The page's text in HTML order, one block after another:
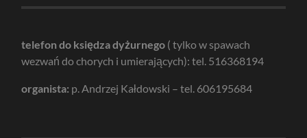
telefon do księdza dyżurnego ( tylko w spawach
wezwań do chorych i umierających): tel. 516368194
organista: p. Andrzej Kałdowski – tel. 606195684